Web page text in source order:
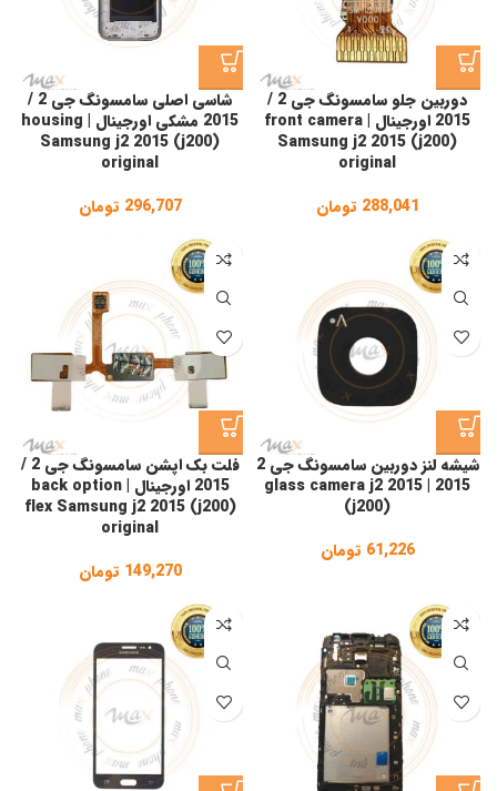
دوربین جلو سامسونگ جی 2 /
2015 اورجینال | front camera
Samsung j2 2015 (j200)
original
288,041 تومان
شاسی اصلی سامسونگ جی 2 /
2015 مشکی اورجینال | housing
Samsung j2 2015 (j200)
original
296,707 تومان
شیشه لنز دوربین سامسونگ جی 2
2015 | glass camera j2 2015
(j200)
61,226 تومان
فلت بک اپشن سامسونگ جی 2 /
2015 اورجینال | back option
flex Samsung j2 2015 (j200)
original
149,270 تومان